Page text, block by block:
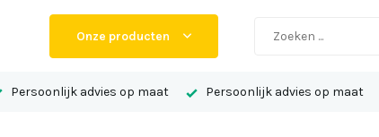
Onze producten
Persoonlijk advies op maat Persoonlijk advies op maat